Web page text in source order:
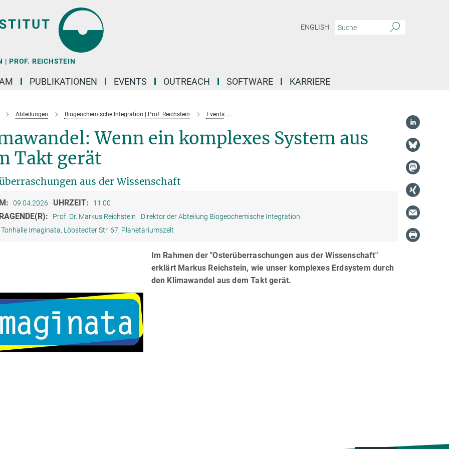
| PROF. REICHSTEIN
ENGLISH
PUBLIKATIONEN EVENTS OUTREACH SOFTWARE KARRIERE
Abteilungen Biogeochemische Integration | Prof. Reichstein Events Klimawandel: Wenn ein komplexes System aus dem Takt gerät
Wenn ein komplexes System aus
Takt gerät
aus der Wissenschaft
09.04.2026 UHRZEIT: 11:00
Prof. Dr. Markus Reichstein
Direktor der Abteilung Biogeochemische Integration
Tonhalle Imaginata, Löbstedter Str. 67, Planetariumszelt
Im Rahmen der "Osterüberraschungen aus der Wissenschaft"
erklärt Markus Reichstein, wie unser komplexes Erdsystem durch
den Klimawandel aus dem Takt gerät.